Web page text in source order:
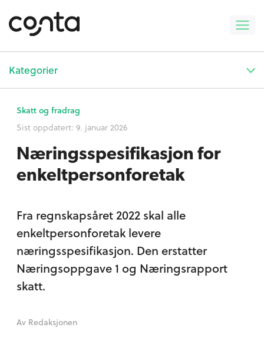
Kategorier
Skatt og fradrag
Sist oppdatert:9. januar 2026
Næringsspesifikasjon for
enkeltpersonforetak
Fra regnskapsåret 2022 skal alle
enkeltpersonforetak levere
næringsspesifikasjon. Den erstatter
Næringsoppgave 1 og Næringsrapport
skatt.
Av Redaksjonen